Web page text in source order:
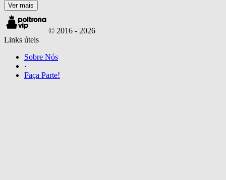
Ver mais
© 2016 - 2026
Links úteis
Sobre Nós
·
Faça Parte!